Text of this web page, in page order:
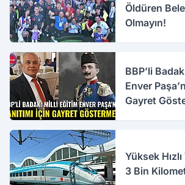
Öldüren
Olmayın!
BBP’li
Enver
Gayret
Yüksek
3 Bin